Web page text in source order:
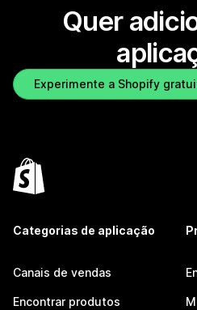
Quer
Experimente a Shopify
Categorias de aplicação
Canais de vendas
Encontrar produtos